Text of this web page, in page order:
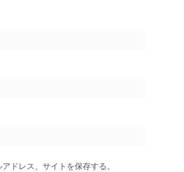
ドレス、サイトを保存する。